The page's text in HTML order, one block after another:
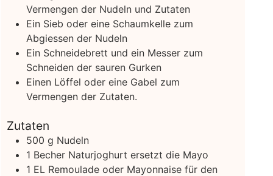
Vermengen der Nudeln und Zutaten
Ein Sieb oder eine Schaumkelle zum
Abgiessen der Nudeln
Ein Schneidebrett und ein Messer zum
Schneiden der sauren Gurken
Einen Löffel oder eine Gabel zum
Vermengen der Zutaten.
Zutaten
500 g Nudeln
1 Becher Naturjoghurt ersetzt die Mayo
1 EL Remoulade oder Mayonnaise für den